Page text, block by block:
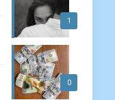
1
0